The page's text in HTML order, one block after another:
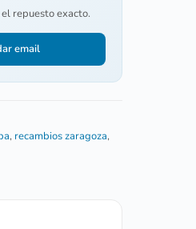
repuesto exacto.
email
, recambios zaragoza,